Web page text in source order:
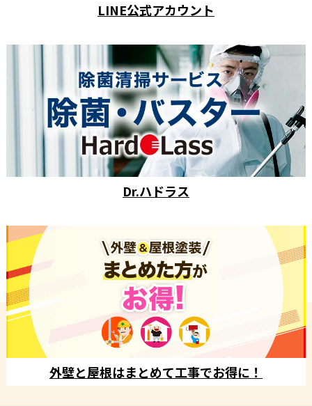
LINE公式アカウント
Dr.ハドラス
外壁と屋根はまとめて工事でお得に！